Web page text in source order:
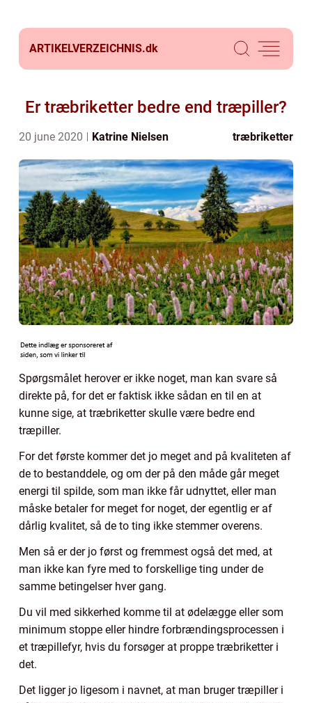
ARTIKELVERZEICHNIS.dk
Er træbriketter bedre end træpiller?
20 june 2020 Katrine Nielsen træbriketter
Spørgsmålet herover er ikke noget, man kan svare så
direkte på, for det er faktisk ikke sådan en til en at
kunne sige, at træbriketter skulle være bedre end
træpiller.
For det første kommer det jo meget and på kvaliteten af
de to bestanddele, og om der på den måde går meget
energi til spilde, som man ikke får udnyttet, eller man
måske betaler for meget for noget, der egentlig er af
dårlig kvalitet, så de to ting ikke stemmer overens.
Men så er der jo først og fremmest også det med, at
man ikke kan fyre med to forskellige ting under de
samme betingelser hver gang.
Du vil med sikkerhed komme til at ødelægge eller som
minimum stoppe eller hindre forbrændingsprocessen i
et træpillefyr, hvis du forsøger at proppe træbriketter i
det.
Det ligger jo ligesom i navnet, at man bruger træpiller i